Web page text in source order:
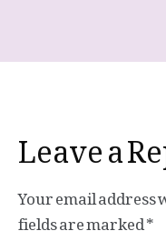
Leave a
Your email
fields are marked*